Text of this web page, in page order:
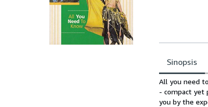
Sinopsis
Sinopsis
All you need
- compact yet
you by the